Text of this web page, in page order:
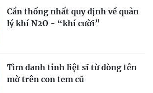
Cần thống nhất quy định về quản
lý khí N2O - “khí cười”
Tìm danh tính liệt sĩ từ dòng tên
mờ trên con tem cũ